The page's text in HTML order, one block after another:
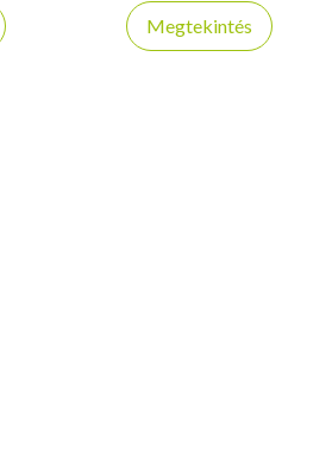
és
deszka kajaküléssel, teljes
tartozékcsomaggal és könnyű
Megtekintés